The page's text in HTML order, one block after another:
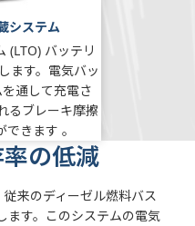
システム
(LTO) バッテリ
ます。電気バッ
通して充電さ
るブレーキ摩擦
きます 。
の低減
来のディーゼル燃料バス
ます。このシステムの電気